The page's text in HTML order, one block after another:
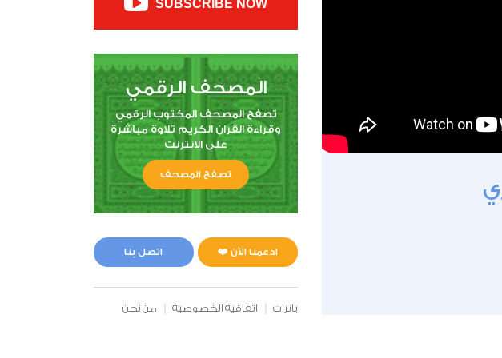
SUBSCRIBE NOW
المصحف الرقمي
تصفح المصحف المكتوب الرقمي
وقراءة القران الكريم تلاوة مباشرة
على الانترنت
تصفح المصحف
ادعمنا الآن ❤️ اتصل بنا
بانرات اتفاقية الخصوصية من نحن